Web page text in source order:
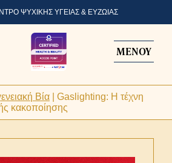
ΨΥΧΙΚΗΣ ΥΓΕΙΑΣ & ΕΥΖΩΙΑΣ
ΜΕΝΟΥ
Βία
Gaslighting: Η τέχνη
κακοποίησης